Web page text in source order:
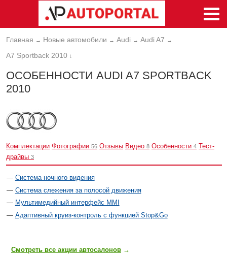
Главная → Новые автомобили → Audi → Audi A7 →
A7 Sportback 2010 ↓
ОСОБЕННОСТИ AUDI A7 SPORTBACK
2010
Комплектации Фотографии 56 Отзывы Видео 8 Особенности 4 Тест-
драйвы 3
Система ночного видения
Система слежения за полосой движения
Мультимедийный интерфейс ММI
Адаптивный круиз-контроль с функцией Stop&Go
Смотреть все акции автосалонов →